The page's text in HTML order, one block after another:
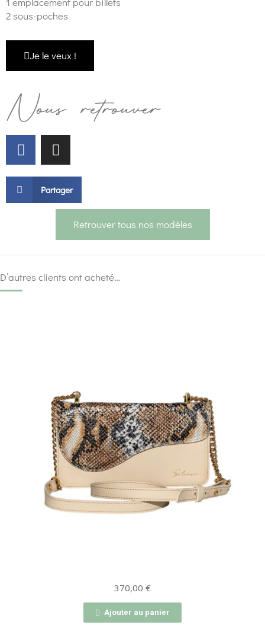
2 sous-poches
Je le veux !
Nous retrouver
Partager
Retrouver tous nos modèles
D’autres clients ont acheté…
370,00 €
Ajouter au panier